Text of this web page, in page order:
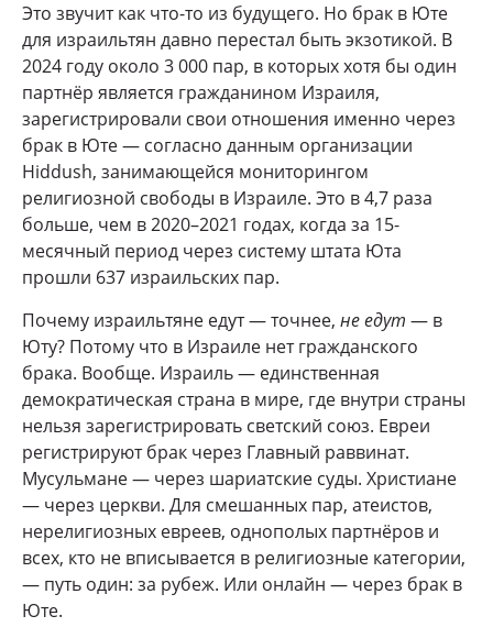
Это звучит как что-то из будущего. Но брак в Юте
для израильтян давно перестал быть экзотикой. В
2024 году около 3 000 пар, в которых хотя бы один
партнёр является гражданином Израиля,
зарегистрировали свои отношения именно через
брак в Юте — согласно данным организации
Hiddush, занимающейся мониторингом
религиозной свободы в Израиле. Это в 4,7 раза
больше, чем в 2020–2021 годах, когда за 15-
месячный период через систему штата Юта
прошли 637 израильских пар.
Почему израильтяне едут — точнее, не едут — в
Юту? Потому что в Израиле нет гражданского
брака. Вообще. Израиль — единственная
демократическая страна в мире, где внутри страны
нельзя зарегистрировать светский союз. Евреи
регистрируют брак через Главный раввинат.
Мусульмане — через шариатские суды. Христиане
— через церкви. Для смешанных пар, атеистов,
нерелигиозных евреев, однополых партнёров и
всех, кто не вписывается в религиозные категории,
— путь один: за рубеж. Или онлайн — через брак в
Юте.